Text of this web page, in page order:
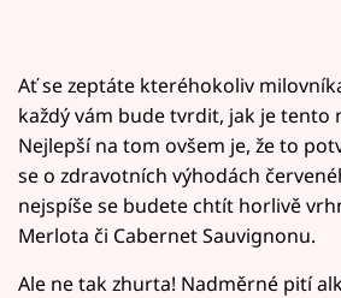
Ať se zeptáte kteréhokoliv
každý vám bude tvrdit, jak je tento
Nejlepší na tom ovšem je, že to
se o zdravotních výhodách
nejspíše se budete chtít horlivě
Merlota či Cabernet Sauvignonu.
Ale ne tak zhurta! Nadměrné pití